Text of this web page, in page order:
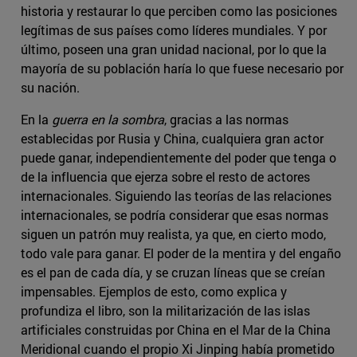
historia y restaurar lo que perciben como las posiciones
legítimas de sus países como líderes mundiales. Y por
último, poseen una gran unidad nacional, por lo que la
mayoría de su población haría lo que fuese necesario por
su nación.
En la guerra en la sombra, gracias a las normas
establecidas por Rusia y China, cualquiera gran actor
puede ganar, independientemente del poder que tenga o
de la influencia que ejerza sobre el resto de actores
internacionales. Siguiendo las teorías de las relaciones
internacionales, se podría considerar que esas normas
siguen un patrón muy realista, ya que, en cierto modo,
todo vale para ganar. El poder de la mentira y del engaño
es el pan de cada día, y se cruzan líneas que se creían
impensables. Ejemplos de esto, como explica y
profundiza el libro, son la militarización de las islas
artificiales construidas por China en el Mar de la China
Meridional cuando el propio Xi Jinping había prometido